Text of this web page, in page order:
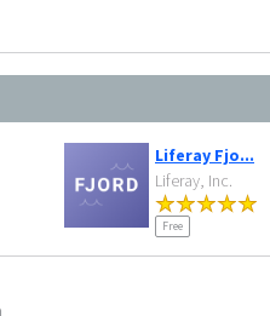
Liferay Fjo...
Liferay, Inc.
Free